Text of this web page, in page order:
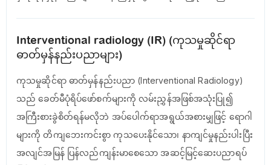
Interventional radiology (IR) (ကုသ‌မှုဆိုင်ရာ
ဓာတ်မှန်နည်းပညာများ)
ကုသမှုဆိုင်ရာ ဓာတ်မှန်နည်းပညာ (Interventional Radiology)
သည် ခေတ်မီပုံရိပ်ဖော်စက်များကို လမ်းညွှန်အဖြစ်အသုံးပြု၍
အကြီးစားခွဲစိတ်ရန်မလိုဘဲ အပ်ပေါက်ရာအရွယ်အစားမျှဖြင့် ရောဂါ
များကို တိကျဘေးကင်းစွာ ကုသပေးနိုင်သော၊ နာကျင်မှုနည်းပါးပြီး
အလျင်အမြန် ပြန်လည်ကျန်းမာစေသော အဆင့်မြင့်ဆေးပညာရပ်